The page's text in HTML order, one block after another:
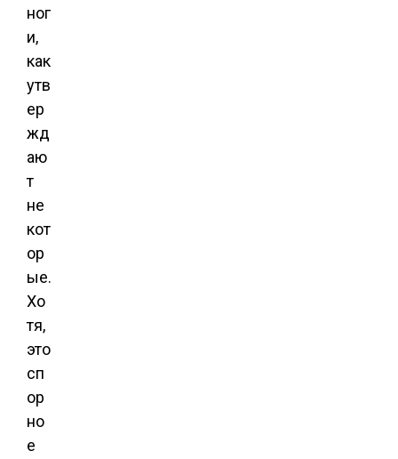
ног
и,
как
утв
ер
жд
аю
т
не
кот
ор
ые.
Хо
тя,
это
сп
ор
но
е